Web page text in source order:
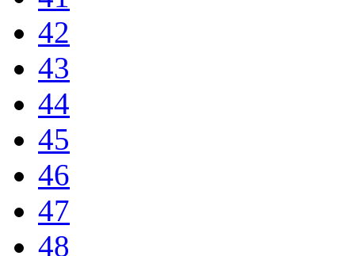
42
43
44
45
46
47
48